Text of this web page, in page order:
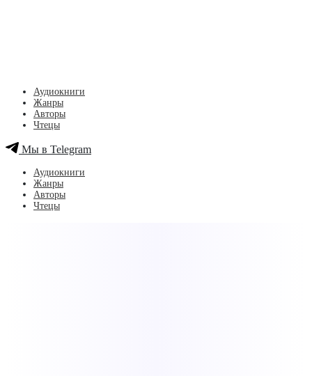
Аудиокниги
Жанры
Авторы
Чтецы
Мы в Telegram
Аудиокниги
Жанры
Авторы
Чтецы